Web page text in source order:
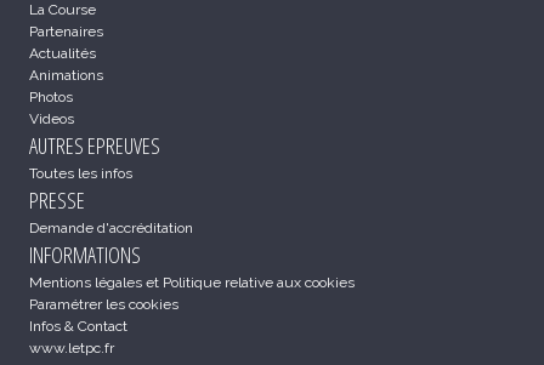
La Course
Partenaires
Actualités
Animations
Photos
Videos
AUTRES EPREUVES
Toutes les infos
PRESSE
Demande d'accréditation
INFORMATIONS
Mentions légales et Politique relative aux cookies
Paramétrer les cookies
Infos & Contact
www.letpc.fr